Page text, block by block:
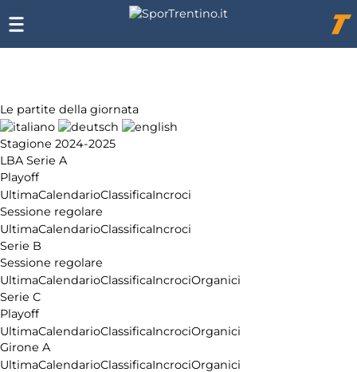
Le partite della giornata
Stagione 2024-2025
LBA Serie A
Playoff
UltimaCalendarioClassificaIncroci
Sessione regolare
UltimaCalendarioClassificaIncroci
Serie B
Sessione regolare
UltimaCalendarioClassificaIncrociOrganici
Serie C
Playoff
UltimaCalendarioClassificaIncrociOrganici
Girone A
UltimaCalendarioClassificaIncrociOrganici
Chi
siamo
Affiliazione